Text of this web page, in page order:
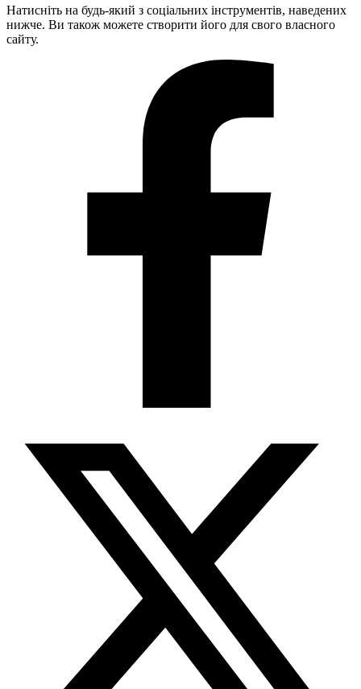
Натисніть на будь-який з соціальних інструментів, наведених
нижче. Ви також можете створити його для свого власного
сайту.